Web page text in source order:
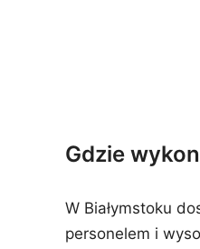
Gdzie
W Białymstoku
personelem i